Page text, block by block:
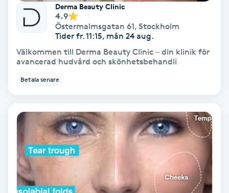
Pensionärklippning
Permanent
Permanent hårborttagning
Personal shopper
Personlig tränare
Picolaser
Derma Beauty Clinic
4.9
Östermalmsgatan 61, Stockholm
Tider fr. 11:15, mån 24 aug.
Välkommen till Derma Beauty Clinic – din klinik för
avancerad hudvård och skönhetsbehandli
Betala senare